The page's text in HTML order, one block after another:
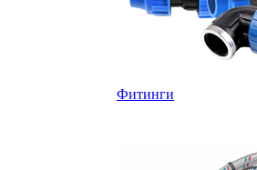
Фитинги